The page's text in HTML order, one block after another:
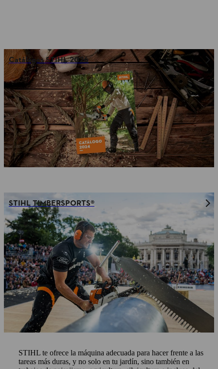
Catálogos STIHL 2026
STIHL TIMBERSPORTS®
STIHL: PIONEROS EN LA
FABRICACIÓN DE MÁQUINAS
INNOVADORAS PARA EL JARDÍN, EL
CAMPO Y EL BOSQUE DESDE HACE
100 AÑOS.
CONSEJOS, PROYECTOS,
INNOVACIÓN Y SERVICIOS
STIHL te ofrece la máquina adecuada para hacer frente a las
tareas más duras, y no solo en tu jardín, sino también en